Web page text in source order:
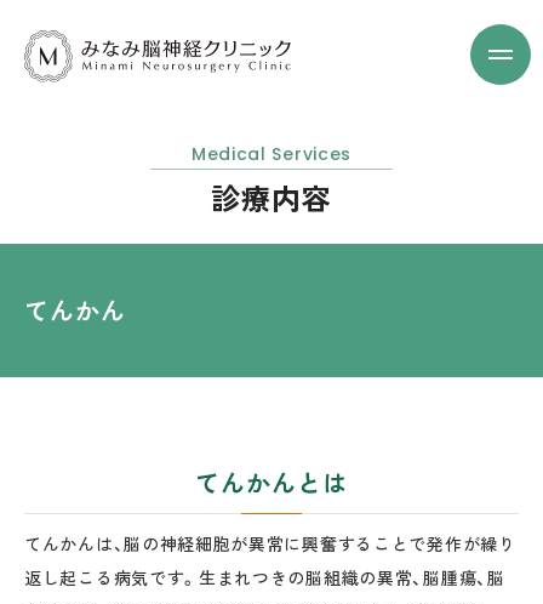
Medical Services
診療内容
てんかん
てんかんとは
てんかんは、脳の神経細胞が異常に興奮することで発作が繰り
返し起こる病気です。生まれつきの脳組織の異常、脳腫瘍、脳